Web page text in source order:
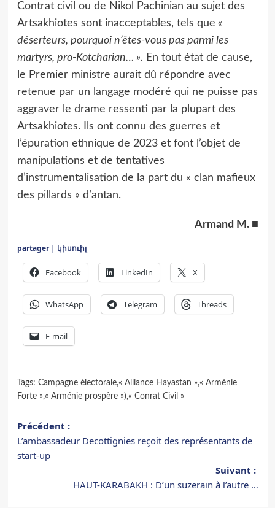
Contrat civil ou de Nikol Pachinian au sujet des
Artsakhiotes sont inacceptables, tels que «
déserteurs, pourquoi n’êtes-vous pas parmi les
martyrs, pro-Kotcharian… ». En tout état de cause,
le Premier ministre aurait dû répondre avec
retenue par un langage modéré qui ne puisse pas
aggraver le drame ressenti par la plupart des
Artsakhiotes. Ils ont connu des guerres et
l’épuration ethnique de 2023 et font l’objet de
manipulations et de tentatives
d’instrumentalisation de la part du « clan mafieux
des pillards » d’antan.
Armand M. ■
partager | կիսուիլ
Facebook LinkedIn X
WhatsApp Telegram Threads
E-mail
Tags: Campagne électorale,« Alliance Hayastan »,« Arménie
Forte »,« Arménie prospère »),« Conrat Civil »
Navigation
d’article
Précédent :
L’ambassadeur Decottignies reçoit des représentants de
start-up
Suivant :
HAUT-KARABAKH : D’un suzerain à l’autre …